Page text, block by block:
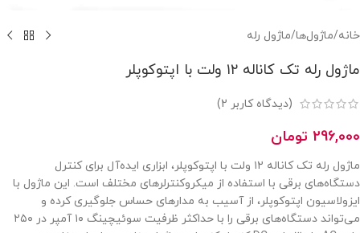
خانه/ماژول‌ها/ماژول رله
ماژول رله تک کاناله ۱۲ ولت با اپتوکوپلر
(دیدگاه کاربر 2
)
296,000 تومان
ماژول رله تک کاناله ۱۲ ولت با اپتوکوپلر، ابزاری ایده‌آل برای کنترل
دستگاه‌های برقی با استفاده از میکروکنترلرهای مختلف است. این ماژول با
ایزولاسیون اپتوکوپلر، از آسیب به مدارهای حساس جلوگیری کرده و
می‌تواند دستگاه‌های برقی را با حداکثر ظرفیت سوئیچینگ ۱۰ آمپر در ۲۵۰